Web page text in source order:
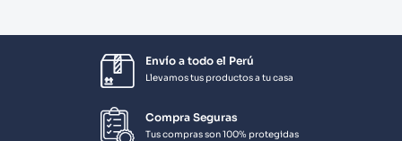
Envío a todo el Perú
Llevamos tus productos a tu casa
Compra Seguras
Tus compras son 100% protegidas